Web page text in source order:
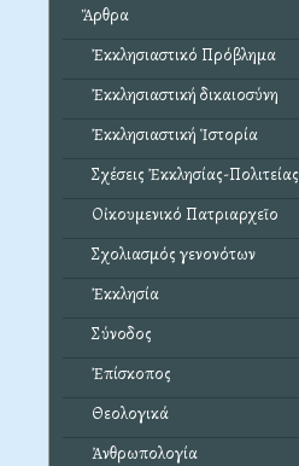
Ἄρθρα
Ἐκκλησιαστικό Πρόβλημα
Ἐκκλησιαστική δικαιοσύνη
Ἐκκλησιαστική Ἱστορία
Σχέσεις Ἐκκλησίας-Πολιτείας
Οἰκουμενικό Πατριαρχεῖο
Σχολιασμός γενονότων
Ἐκκλησία
Σύνοδος
Ἐπίσκοπος
Θεολογικά
Ἀνθρωπολογία